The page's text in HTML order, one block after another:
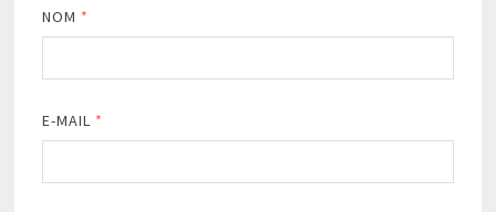
NOM *
E-MAIL *